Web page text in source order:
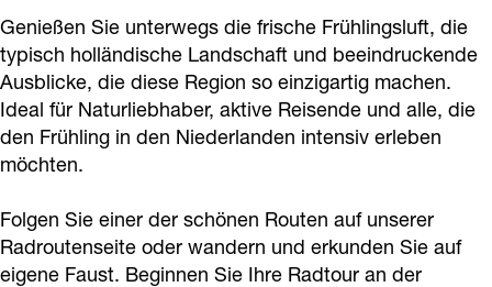
Genießen Sie unterwegs die frische Frühlingsluft, die
typisch holländische Landschaft und beeindruckende
Ausblicke, die diese Region so einzigartig machen.
Ideal für Naturliebhaber, aktive Reisende und alle, die
den Frühling in den Niederlanden intensiv erleben
möchten.
Folgen Sie einer der schönen Routen auf unserer
Radroutenseite oder wandern und erkunden Sie auf
eigene Faust. Beginnen Sie Ihre Radtour an der